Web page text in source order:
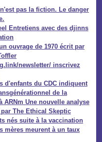
pas la fiction. Le danger
Entretiens avec des djinns
ouvrage de 1970 écrit par
newsletter/ inscrivez
d'enfants du CDC indiquent
de la
ARNm Une nouvelle analyse
The Ethical Skeptic
nés suite à la vaccination
mères meurent à un taux